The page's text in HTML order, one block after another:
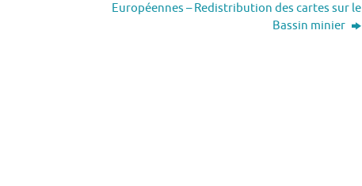
Européennes – Redistribution des cartes sur le
Bassin minier